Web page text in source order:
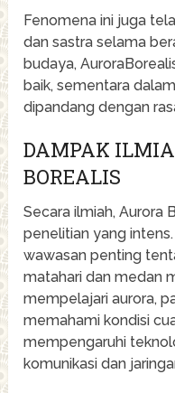
Fenomena ini juga
dan sastra selama
budaya,
baik, sementara
dipandang dengan
DAMPAK
BOREALIS
Secara ilmiah, Aurora
penelitian yang
wawasan penting
matahari dan medan
mempelajari aurora,
memahami kondisi
mempengaruhi
komunikasi dan